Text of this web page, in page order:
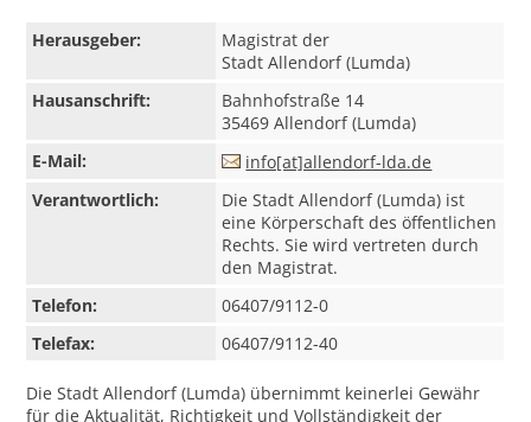
Herausgeber:
Magistrat der
Stadt Allendorf (Lumda)
Hausanschrift:
Bahnhofstraße 14
35469 Allendorf (Lumda)
E-Mail:
info[at]allendorf-lda.de
Verantwortlich:
Die Stadt Allendorf (Lumda) ist
eine Körperschaft des öffentlichen
Rechts. Sie wird vertreten durch
den Magistrat.
Telefon:
06407/9112-0
Telefax:
06407/9112-40
Die Stadt Allendorf (Lumda) übernimmt keinerlei Gewähr
für die Aktualität, Richtigkeit und Vollständigkeit der